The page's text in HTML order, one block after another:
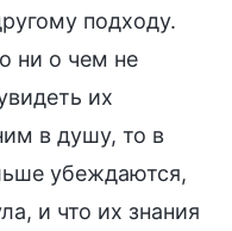
подходу.
ни о чем не
их
в душу, то в
убеждаются,
и что их знания